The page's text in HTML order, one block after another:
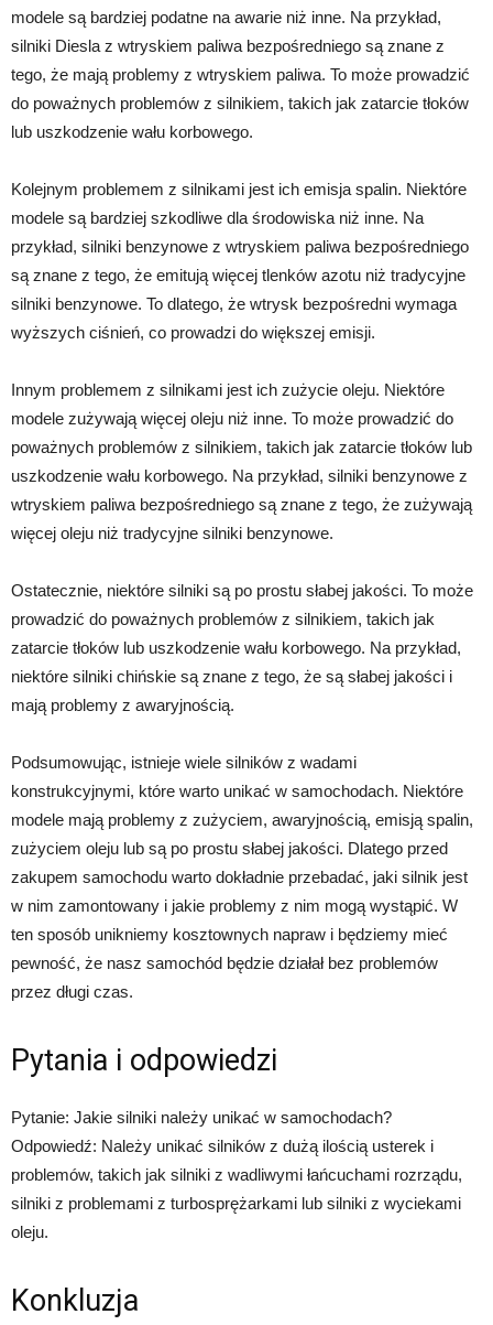
modele są bardziej podatne na awarie niż inne. Na przykład,
silniki Diesla z wtryskiem paliwa bezpośredniego są znane z
tego, że mają problemy z wtryskiem paliwa. To może prowadzić
do poważnych problemów z silnikiem, takich jak zatarcie tłoków
lub uszkodzenie wału korbowego.
Kolejnym problemem z silnikami jest ich emisja spalin. Niektóre
modele są bardziej szkodliwe dla środowiska niż inne. Na
przykład, silniki benzynowe z wtryskiem paliwa bezpośredniego
są znane z tego, że emitują więcej tlenków azotu niż tradycyjne
silniki benzynowe. To dlatego, że wtrysk bezpośredni wymaga
wyższych ciśnień, co prowadzi do większej emisji.
Innym problemem z silnikami jest ich zużycie oleju. Niektóre
modele zużywają więcej oleju niż inne. To może prowadzić do
poważnych problemów z silnikiem, takich jak zatarcie tłoków lub
uszkodzenie wału korbowego. Na przykład, silniki benzynowe z
wtryskiem paliwa bezpośredniego są znane z tego, że zużywają
więcej oleju niż tradycyjne silniki benzynowe.
Ostatecznie, niektóre silniki są po prostu słabej jakości. To może
prowadzić do poważnych problemów z silnikiem, takich jak
zatarcie tłoków lub uszkodzenie wału korbowego. Na przykład,
niektóre silniki chińskie są znane z tego, że są słabej jakości i
mają problemy z awaryjnością.
Podsumowując, istnieje wiele silników z wadami
konstrukcyjnymi, które warto unikać w samochodach. Niektóre
modele mają problemy z zużyciem, awaryjnością, emisją spalin,
zużyciem oleju lub są po prostu słabej jakości. Dlatego przed
zakupem samochodu warto dokładnie przebadać, jaki silnik jest
w nim zamontowany i jakie problemy z nim mogą wystąpić. W
ten sposób unikniemy kosztownych napraw i będziemy mieć
pewność, że nasz samochód będzie działał bez problemów
przez długi czas.
Pytania i odpowiedzi
Pytanie: Jakie silniki należy unikać w samochodach?
Odpowiedź: Należy unikać silników z dużą ilością usterek i
problemów, takich jak silniki z wadliwymi łańcuchami rozrządu,
silniki z problemami z turbosprężarkami lub silniki z wyciekami
oleju.
Konkluzja